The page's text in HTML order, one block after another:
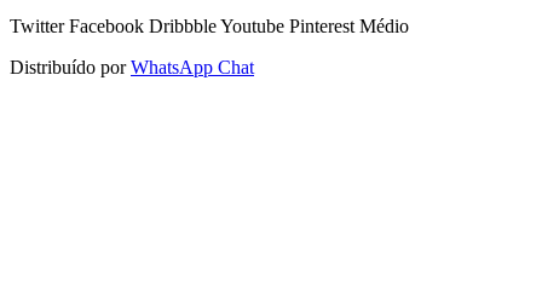
Twitter Facebook DribbbleYoutube Pinterest Médio
Distribuído porWhatsApp Chat